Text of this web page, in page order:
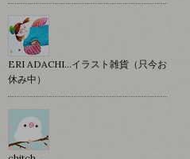
ERI ADACHI...イラスト雑貨（只今お
休み中）